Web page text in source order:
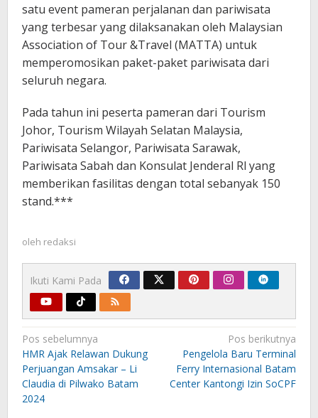
satu event pameran perjalanan dan pariwisata
yang terbesar yang dilaksanakan oleh Malaysian
Association of Tour &Travel (MATTA) untuk
memperomosikan paket-paket pariwisata dari
seluruh negara.
Pada tahun ini peserta pameran dari Tourism
Johor, Tourism Wilayah Selatan Malaysia,
Pariwisata Selangor, Pariwisata Sarawak,
Pariwisata Sabah dan Konsulat Jenderal Rl yang
memberikan fasilitas dengan total sebanyak 150
stand.***
oleh redaksi
Ikuti Kami Pada
Navigasi
pos
Pos sebelumnya
HMR Ajak Relawan Dukung
Perjuangan Amsakar – Li
Claudia di Pilwako Batam
2024
Pos berikutnya
Pengelola Baru Terminal
Ferry Internasional Batam
Center Kantongi Izin SoCPF